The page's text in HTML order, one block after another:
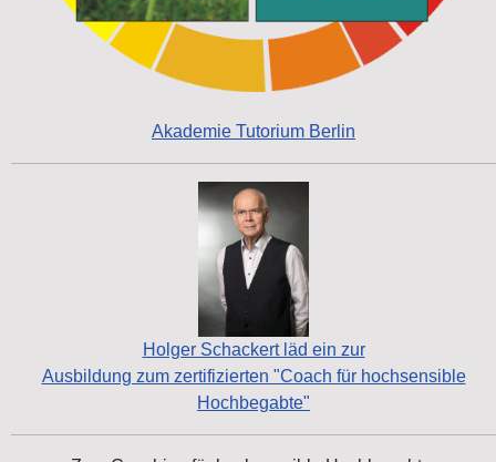
Akademie Tutorium Berlin
Holger Schackert läd ein zur
Ausbildung zum zertifizierten "Coach für hochsensible
Hochbegabte"